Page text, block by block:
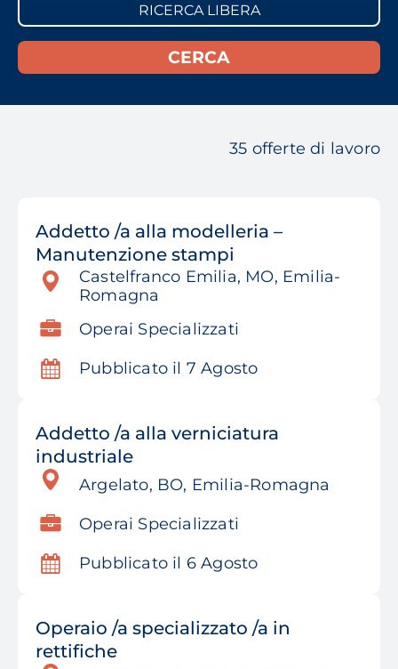
35 offerte di lavoro
Addetto /a alla modelleria –
Manutenzione stampi
Castelfranco Emilia, MO, Emilia-
Romagna
Operai Specializzati
Pubblicato il 7 Agosto
Addetto /a alla verniciatura
industriale
Argelato, BO, Emilia-Romagna
Operai Specializzati
Pubblicato il 6 Agosto
Operaio /a specializzato /a in
rettifiche